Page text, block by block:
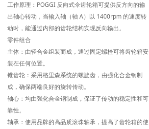
工作原理：POGGI 反向式伞齿轮箱可提供反方向的输
出轴心转动，当输入轴（轴 A）以 1400rpm 的速度转
动时，能通过内部的齿轮结构实现反向输出。
零件组合
主体：由轻合金组装而成，通过固定螺栓可将齿轮箱安
装在任何位置。
锥齿轮：采用格里森系统的螺旋齿，由强化合金钢制
成，确保两端良好的旋转传动。
轴心：均由强化合金钢制成，保证了传动的稳定性和可
靠性。
轴承：使用品牌的高品质滚珠轴承，提高了齿轮箱的使